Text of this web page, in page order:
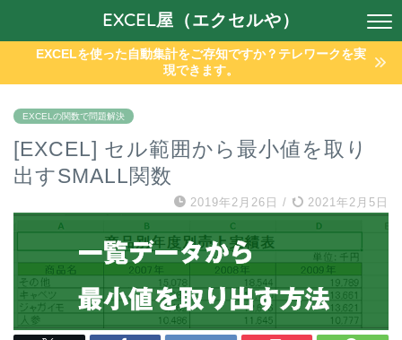
EXCEL屋（エクセルや）
EXCELを使った自動集計をご存知ですか？テレワークを実
現できます。
EXCELの関数で問題解決
[EXCEL] セル範囲から最小値を取り
出すSMALL関数
2019年2月26日 / 2021年2月5日